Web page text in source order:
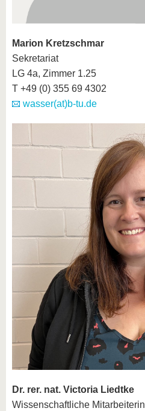
Marion Kretzschmar
Sekretariat
LG 4a, Zimmer 1.25
T +49 (0) 355 69 4302
wasser(at)b-tu.de
Dr. rer. nat. Victoria Liedtke
Wissenschaftliche Mitarbeiterin